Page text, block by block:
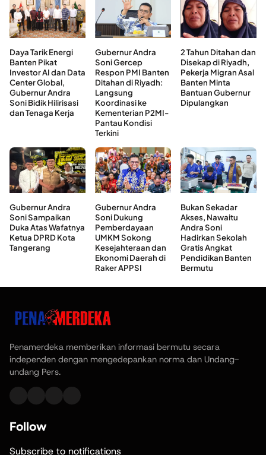
Daya Tarik Energi
Banten Pikat
Investor AI dan Data
Center Global,
Gubernur Andra
Soni Bidik Hilirisasi
dan Tenaga Kerja
Gubernur Andra
Soni Gercep
Respon PMI Banten
Ditahan di Riyadh:
Langsung
Koordinasi ke
Kementerian P2MI-
Pantau Kondisi
Terkini
2 Tahun Ditahan dan
Disekap di Riyadh,
Pekerja Migran Asal
Banten Minta
Bantuan Gubernur
Dipulangkan
Gubernur Andra
Soni Sampaikan
Duka Atas Wafatnya
Ketua DPRD Kota
Tangerang
Gubernur Andra
Soni Dukung
Pemberdayaan
UMKM Sokong
Kesejahteraan dan
Ekonomi Daerah di
Raker APPSI
Bukan Sekadar
Akses, Nawaitu
Andra Soni
Hadirkan Sekolah
Gratis Angkat
Pendidikan Banten
Bermutu
Penamerdeka memberikan informasi bermutu secara
independen dengan mengedepankan norma dan Undang-
undang Pers.
Follow
Subscribe to notifications